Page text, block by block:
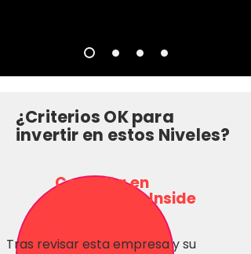
¿Criterios OK para
invertir en estos Niveles?
Consulta en
Inversionas Inside
Tras revisar esta empresa y su